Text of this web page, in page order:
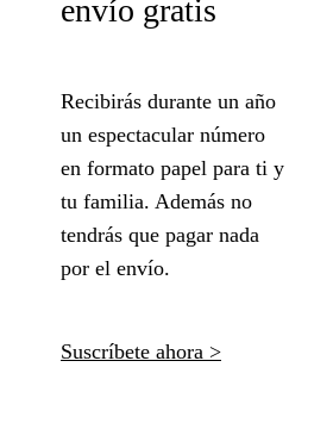
envío gratis
Recibirás durante un año
un espectacular número
en formato papel para ti y
tu familia. Además no
tendrás que pagar nada
por el envío.
Suscríbete ahora >